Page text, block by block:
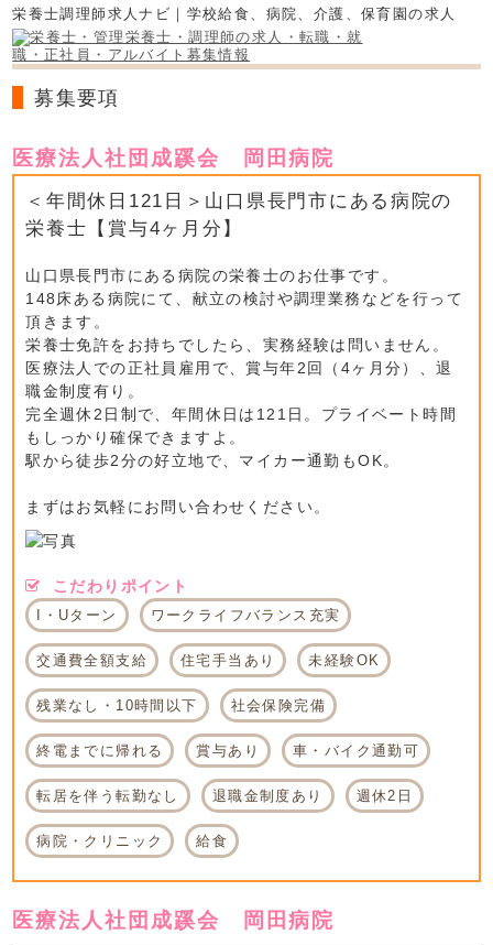
栄養士調理師求人ナビ｜学校給食、病院、介護、保育園の求人
募集要項
医療法人社団成蹊会 岡田病院
＜年間休日121日＞山口県長門市にある病院の
栄養士【賞与4ヶ月分】
山口県長門市にある病院の栄養士のお仕事です。
148床ある病院にて、献立の検討や調理業務などを行って
頂きます。
栄養士免許をお持ちでしたら、実務経験は問いません。
医療法人での正社員雇用で、賞与年2回（4ヶ月分）、退
職金制度有り。
完全週休2日制で、年間休日は121日。プライベート時間
もしっかり確保できますよ。
駅から徒歩2分の好立地で、マイカー通勤もOK。
まずはお気軽にお問い合わせください。
こだわりポイント
I・Uターン ワークライフバランス充実
交通費全額支給 住宅手当あり 未経験OK
残業なし・10時間以下 社会保険完備
終電までに帰れる 賞与あり 車・バイク通勤可
転居を伴う転勤なし 退職金制度あり 週休2日
病院・クリニック 給食
医療法人社団成蹊会 岡田病院